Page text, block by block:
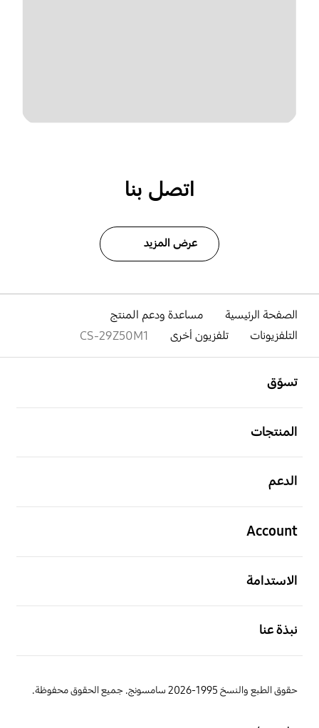
اتصل بنا
عرض المزيد
الصفحة الرئيسية
مساعدة ودعم المنتج
التلفزيونات
تلفزيون أخرى CS-29Z50M1
تسوّق
المنتجات
الدعم
Account
الاستدامة
نبذة عنا
حقوق الطبع والنسخ 1995-2026 سامسونج. جميع الحقوق محفوظة.